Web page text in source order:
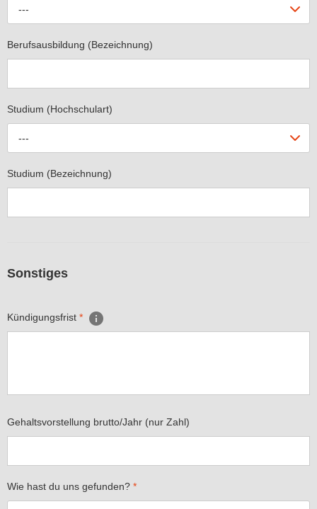
---
Berufsausbildung (Bezeichnung)
Studium (Hochschulart)
---
Studium (Bezeichnung)
Sonstiges
Kündigungsfrist *
Gehaltsvorstellung brutto/Jahr (nur Zahl)
Wie hast du uns gefunden? *